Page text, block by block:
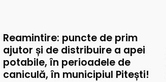
Reamintire: puncte de prim
ajutor și de distribuire a apei
potabile, în perioadele de
caniculă, în municipiul Pitești!